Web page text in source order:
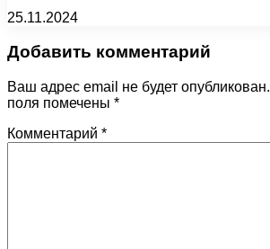
25.11.2024
Добавить комментарий
Ваш адрес email не будет опубликован.
поля помечены *
Комментарий *